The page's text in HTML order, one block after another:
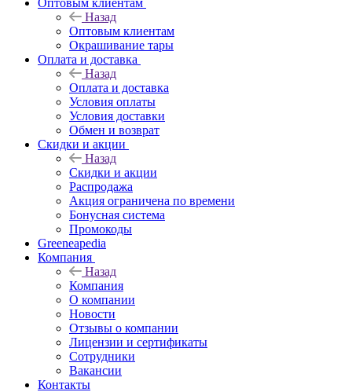
Оптовым клиентам
Назад
Оптовым клиентам
Окрашивание тары
Оплата и доставка
Назад
Оплата и доставка
Условия оплаты
Условия доставки
Обмен и возврат
Скидки и акции
Назад
Скидки и акции
Распродажа
Акция ограничена по времени
Бонусная система
Промокоды
Greeneapedia
Компания
Назад
Компания
О компании
Новости
Отзывы о компании
Лицензии и сертификаты
Сотрудники
Вакансии
Контакты